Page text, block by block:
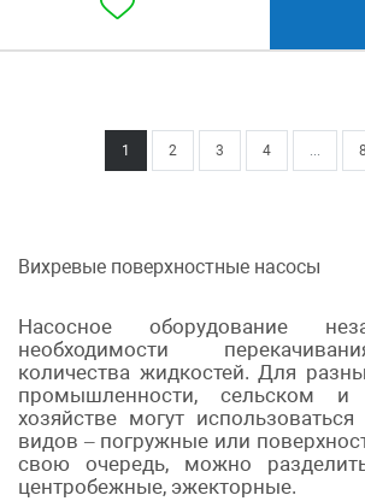
1 2 3 4 ...
8
Вихревые поверхностные насосы
Насосное оборудование
необходимости
количества жидкостей. Для
промышленности, сельском и
хозяйстве могут
видов – погружные или
свою очередь, можно
центробежные, эжекторные.